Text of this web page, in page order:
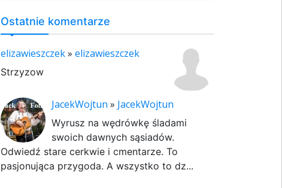
Ostatnie komentarze
elizawieszczek» elizawieszczek
Strzyzow
JacekWojtun » JacekWojtun
Wyrusz na wędrówkę śladami
swoich dawnych sąsiadów.
Odwiedź stare cerkwie i cmentarze. To
pasjonująca przygoda. A wszystko to dz...